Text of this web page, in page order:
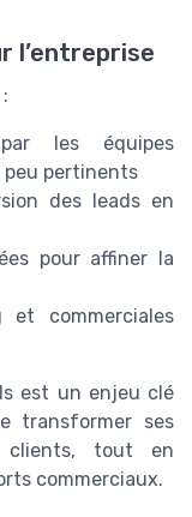
l’entreprise
les équipes
peu pertinents
des leads en
pour affiner la
et commerciales
est un enjeu clé
transformer ses
clients, tout en
commerciaux.